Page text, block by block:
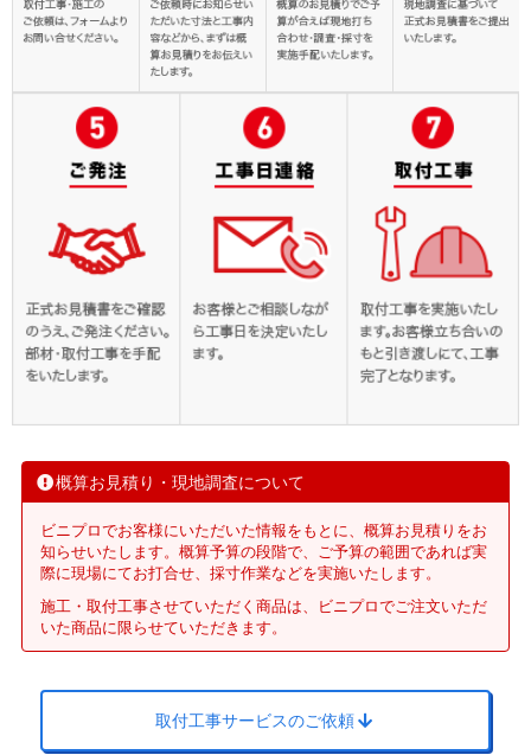
概算お見積り・現地調査について
ビニプロでお客様にいただいた情報をもとに、概算お見積りをお
知らせいたします。概算予算の段階で、ご予算の範囲であれば実
際に現場にてお打合せ、採寸作業などを実施いたします。
施工・取付工事させていただく商品は、ビニプロでご注文いただ
いた商品に限らせていただきます。
取付工事サービスのご依頼